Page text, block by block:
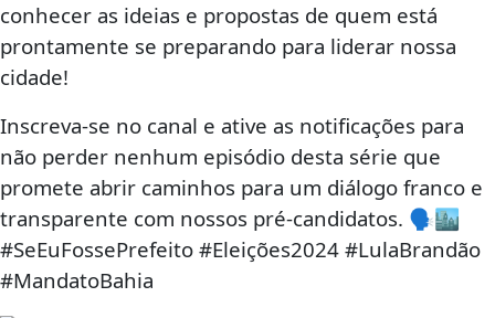
conhecer as ideias e propostas de quem está
prontamente se preparando para liderar nossa
cidade!
Inscreva-se no canal e ative as notificações para
não perder nenhum episódio desta série que
promete abrir caminhos para um diálogo franco e
transparente com nossos pré-candidatos. 🗣️🏙️
#SeEuFossePrefeito #Eleições2024 #LulaBrandão
#MandatoBahia